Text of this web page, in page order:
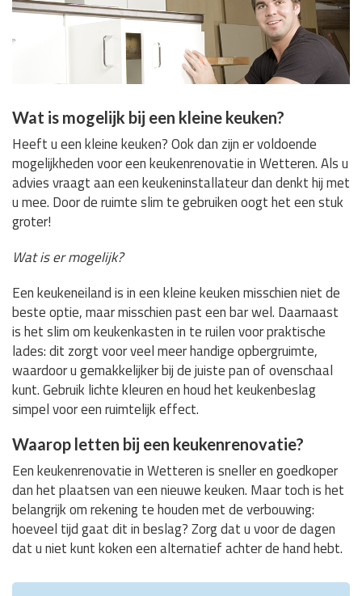
Wat is mogelijk bij een kleine keuken?
Heeft u een kleine keuken? Ook dan zijn er voldoende
mogelijkheden voor een keukenrenovatie in Wetteren. Als u
advies vraagt aan een keukeninstallateur dan denkt hij met
u mee. Door de ruimte slim te gebruiken oogt het een stuk
groter!
Wat is er mogelijk?
Een keukeneiland is in een kleine keuken misschien niet de
beste optie, maar misschien past een bar wel. Daarnaast
is het slim om keukenkasten in te ruilen voor praktische
lades: dit zorgt voor veel meer handige opbergruimte,
waardoor u gemakkelijker bij de juiste pan of ovenschaal
kunt. Gebruik lichte kleuren en houd het keukenbeslag
simpel voor een ruimtelijk effect.
Waarop letten bij een keukenrenovatie?
Een keukenrenovatie in Wetteren is sneller en goedkoper
dan het plaatsen van een nieuwe keuken. Maar toch is het
belangrijk om rekening te houden met de verbouwing:
hoeveel tijd gaat dit in beslag? Zorg dat u voor de dagen
dat u niet kunt koken een alternatief achter de hand hebt.